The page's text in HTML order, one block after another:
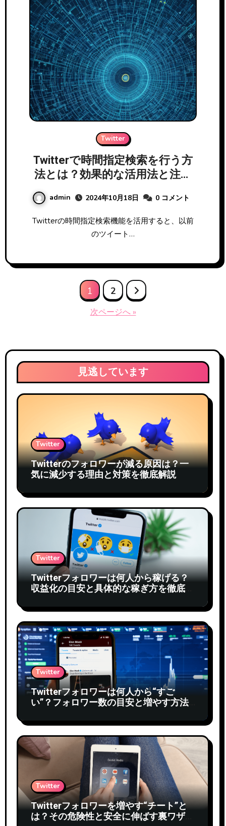
Twitter
Twitterで時間指定検索を行う方
法とは？効果的な活用法と注意
admin 2024年10月18日 0 コメント
Twitterの時間指定検索機能を活用すると、以前
のツイート…
ペ
ー
ジ
1 2
次ページへ »
見逃しています
Twitter
Twitterのフォロワーが減る原因は？一
気に減少する理由と対策を徹底解説
Twitter
Twitterフォロワーは何人から稼げる？
収益化の目安と具体的な稼ぎ方を徹底解
Twitter
Twitterフォロワーは何人から“すご
い”？フォロワー数の目安と増やす方法
Twitter
Twitterフォロワーを増やす“チート”と
は？その危険性と安全に伸ばす裏ワザを